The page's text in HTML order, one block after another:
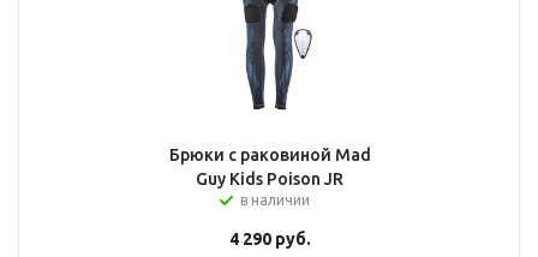
Брюки с раковиной Mad
Guy Kids Poison JR
в наличии
4 290руб.